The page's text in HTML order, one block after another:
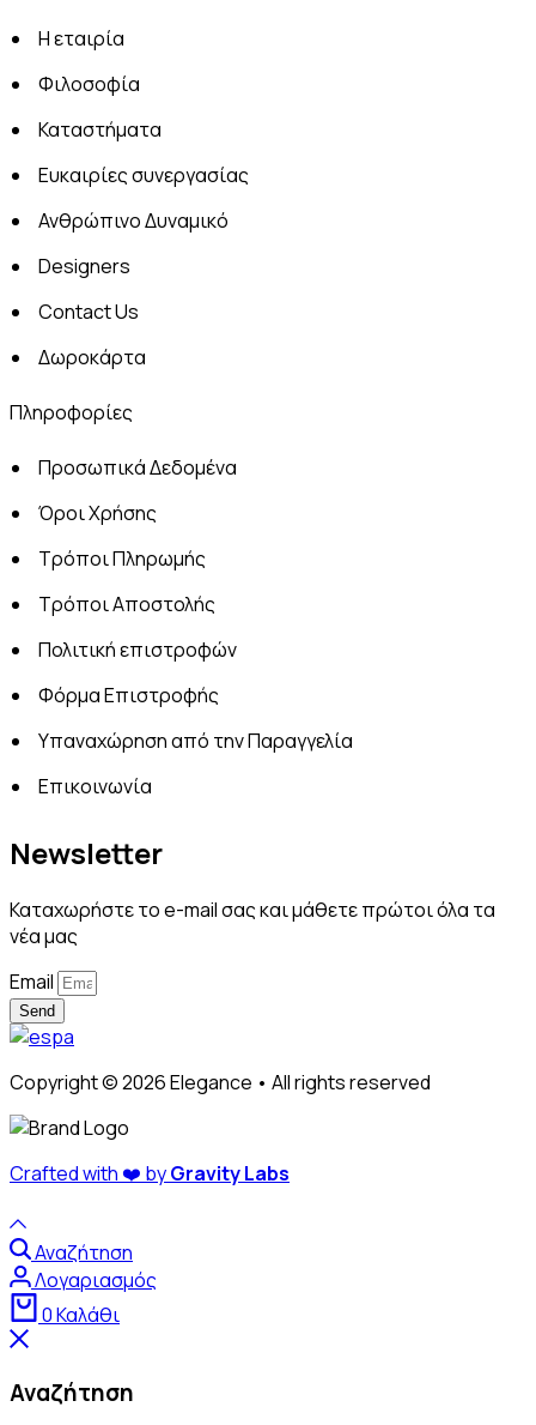
Η εταιρία
Φιλοσοφία
Καταστήματα
Ευκαιρίες συνεργασίας
Ανθρώπινο Δυναμικό
Designers
Contact Us
Δωροκάρτα
Πληροφορίες
Προσωπικά Δεδομένα
Όροι Χρήσης
Τρόποι Πληρωμής
Τρόποι Αποστολής
Πολιτική επιστροφών
Φόρμα Επιστροφής
Υπαναχώρηση από την Παραγγελία
Επικοινωνία
Newsletter
Καταχωρήστε το e-mail σας και μάθετε πρώτοι όλα τα
νέα μας
Email
Send
Copyright © 2026 Elegance • All rights reserved
Crafted with ❤️ byGravity Labs
Αναζήτηση
Λογαριασμός
0Καλάθι
Αναζήτηση